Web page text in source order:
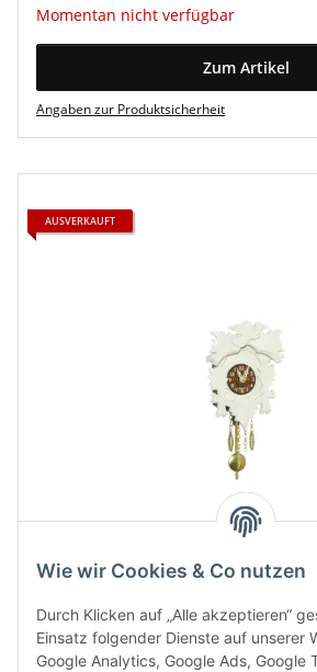
Wie wir Cookies & Co nutzen
Durch Klicken auf „Alle akzeptieren“
Einsatz folgender Dienste auf unserer
Google Analytics, Google Ads, Google
Momentan nicht verfügbar
Zum Artikel
Angaben zur Produktsicherheit
AUSVERKAUFT
Trenkle Kuckulino 2015 PQ weiss
Quarzwerk und Kuckuckruf